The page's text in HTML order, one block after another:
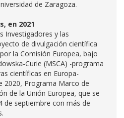
de Zaragoza.
en 2021
Investigadores y las
de divulgación científica
la Comisión Europea, bajo
Curie (MSCA) -programa
científicas en Europa-
2020, Programa Marco de
de la Unión Europea, que se
de septiembre con más de